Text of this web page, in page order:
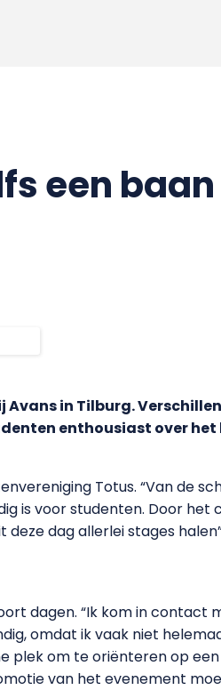
een
in Tilburg.
enthousiast over
Totus. “Van de
is voor studenten. Door
dag allerlei stages
dagen. “Ik kom in contact
omdat ik vaak niet
plek om te oriënteren op
van het evenement